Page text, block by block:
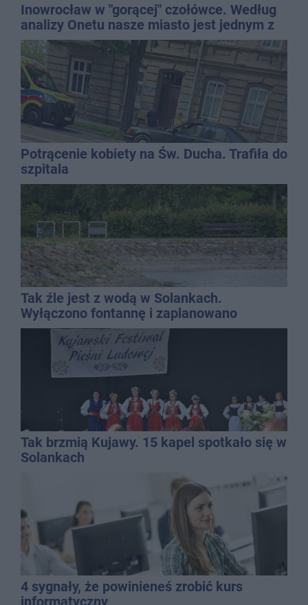
Inowrocław w "gorącej" czołówce. Według
analizy Onetu nasze miasto jest jednym z
najbardziej narażonych na upały
Potrącenie kobiety na Św. Ducha. Trafiła do
szpitala
Tak źle jest z wodą w Solankach.
Wyłączono fontannę i zaplanowano
dolewkę
Tak brzmią Kujawy. 15 kapel spotkało się w
Solankach
4 sygnały, że powinieneś zrobić kurs
informatyczny